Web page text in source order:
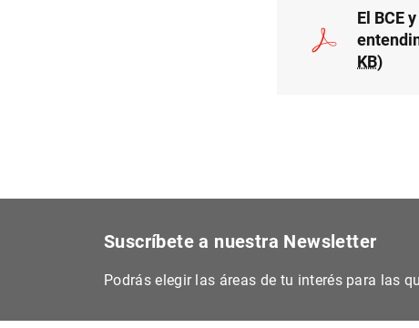
El BCE
KB)
Suscríbete a nuestra Newsletter
Podrás elegir las áreas de tu interés para las